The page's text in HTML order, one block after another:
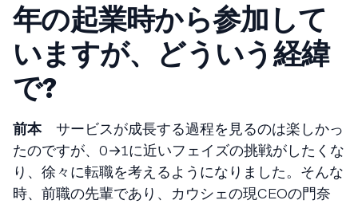
年の起業時から参加して
いますが、どういう経緯
で?
前本サービスが成長する過程を見るのは楽しかっ
たのですが、0→1に近いフェイズの挑戦がしたくな
り、徐々に転職を考えるようになりました。そんな
時、前職の先輩であり、カウシェの現CEOの門奈